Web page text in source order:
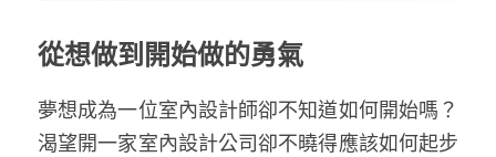
從想做到開始做的勇氣
夢想成為一位室內設計師卻不知道如何開始嗎？
渴望開一家室內設計公司卻不曉得應該如何起步